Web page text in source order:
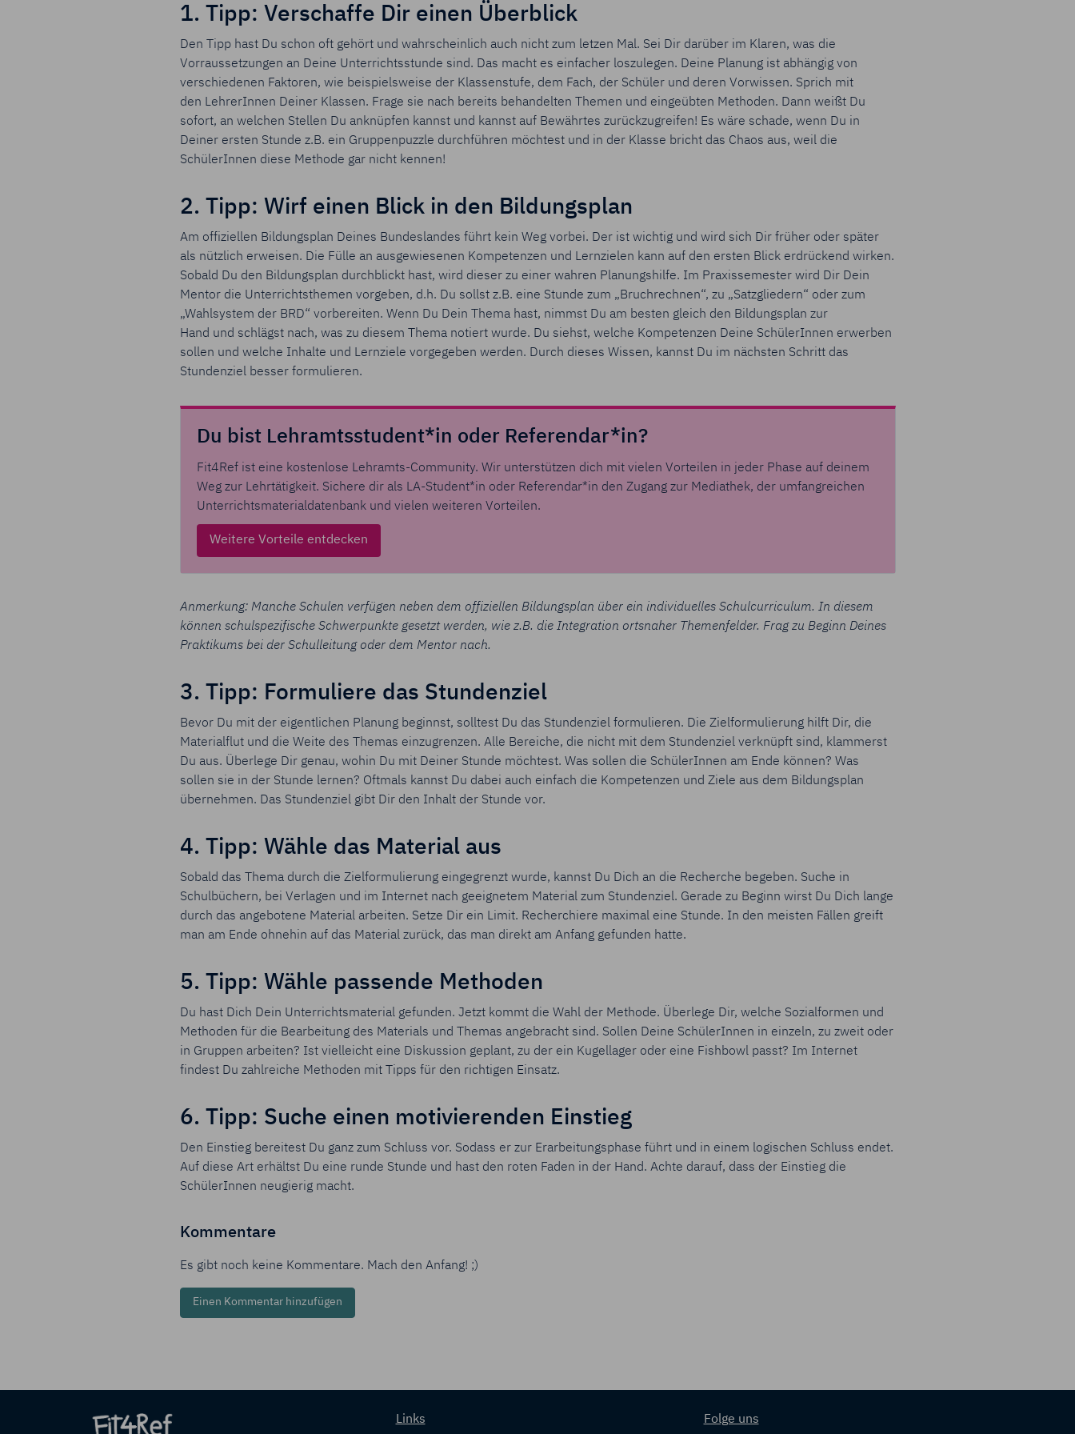
1. Tipp: Verschaffe Dir einen Überblick
Den Tipp hast Du schon oft gehört und wahrscheinlich auch nicht zum letzen Mal. Sei Dir darüber im Klaren, was die
Vorraussetzungen an Deine Unterrichtsstunde sind. Das macht es einfacher loszulegen. Deine Planung ist abhängig von
verschiedenen Faktoren, wie beispielsweise der Klassenstufe, dem Fach, der Schüler und deren Vorwissen. Sprich mit
den LehrerInnen Deiner Klassen. Frage sie nach bereits behandelten Themen und eingeübten Methoden. Dann weißt Du
sofort, an welchen Stellen Du anknüpfen kannst und kannst auf Bewährtes zurückzugreifen! Es wäre schade, wenn Du in
Deiner ersten Stunde z.B. ein Gruppenpuzzle durchführen möchtest und in der Klasse bricht das Chaos aus, weil die
SchülerInnen diese Methode gar nicht kennen!
2. Tipp: Wirf einen Blick in den Bildungsplan
Am offiziellen Bildungsplan Deines Bundeslandes führt kein Weg vorbei. Der ist wichtig und wird sich Dir früher oder später
als nützlich erweisen. Die Fülle an ausgewiesenen Kompetenzen und Lernzielen kann auf den ersten Blick erdrückend wirken.
Sobald Du den Bildungsplan durchblickt hast, wird dieser zu einer wahren Planungshilfe. Im Praxissemester wird Dir Dein
Mentor die Unterrichtsthemen vorgeben, d.h. Du sollst z.B. eine Stunde zum „Bruchrechnen“, zu „Satzgliedern“ oder zum
„Wahlsystem der BRD“ vorbereiten. Wenn Du Dein Thema hast, nimmst Du am besten gleich den Bildungsplan zur
Hand und schlägst nach, was zu diesem Thema notiert wurde. Du siehst, welche Kompetenzen Deine SchülerInnen erwerben
sollen und welche Inhalte und Lernziele vorgegeben werden. Durch dieses Wissen, kannst Du im nächsten Schritt das
Stundenziel besser formulieren.
Du bist Lehramtsstudent*in oder Referendar*in?
Fit4Ref ist eine kostenlose Lehramts-Community. Wir unterstützen dich mit vielen Vorteilen in jeder Phase auf deinem
Weg zur Lehrtätigkeit. Sichere dir als LA-Student*in oder Referendar*in den Zugang zur Mediathek, der umfangreichen
Unterrichtsmaterialdatenbank und vielen weiteren Vorteilen.
Weitere Vorteile entdecken
Anmerkung: Manche Schulen verfügen neben dem offiziellen Bildungsplan über ein individuelles Schulcurriculum. In diesem
können schulspezifische Schwerpunkte gesetzt werden, wie z.B. die Integration ortsnaher Themenfelder. Frag zu Beginn Deines
Praktikums bei der Schulleitung oder dem Mentor nach.
3. Tipp: Formuliere das Stundenziel
Bevor Du mit der eigentlichen Planung beginnst, solltest Du das Stundenziel formulieren. Die Zielformulierung hilft Dir, die
Materialflut und die Weite des Themas einzugrenzen. Alle Bereiche, die nicht mit dem Stundenziel verknüpft sind, klammerst
Du aus. Überlege Dir genau, wohin Du mit Deiner Stunde möchtest. Was sollen die SchülerInnen am Ende können? Was
sollen sie in der Stunde lernen? Oftmals kannst Du dabei auch einfach die Kompetenzen und Ziele aus dem Bildungsplan
übernehmen. Das Stundenziel gibt Dir den Inhalt der Stunde vor.
4. Tipp: Wähle das Material aus
Sobald das Thema durch die Zielformulierung eingegrenzt wurde, kannst Du Dich an die Recherche begeben. Suche in
Schulbüchern, bei Verlagen und im Internet nach geeignetem Material zum Stundenziel. Gerade zu Beginn wirst Du Dich lange
durch das angebotene Material arbeiten. Setze Dir ein Limit. Recherchiere maximal eine Stunde. In den meisten Fällen greift
man am Ende ohnehin auf das Material zurück, das man direkt am Anfang gefunden hatte.
5. Tipp: Wähle passende Methoden
Du hast Dich Dein Unterrichtsmaterial gefunden. Jetzt kommt die Wahl der Methode. Überlege Dir, welche Sozialformen und
Methoden für die Bearbeitung des Materials und Themas angebracht sind. Sollen Deine SchülerInnen in einzeln, zu zweit oder
in Gruppen arbeiten? Ist vielleicht eine Diskussion geplant, zu der ein Kugellager oder eine Fishbowl passt? Im Internet
findest Du zahlreiche Methoden mit Tipps für den richtigen Einsatz.
6. Tipp: Suche einen motivierenden Einstieg
Den Einstieg bereitest Du ganz zum Schluss vor. Sodass er zur Erarbeitungsphase führt und in einem logischen Schluss endet.
Auf diese Art erhältst Du eine runde Stunde und hast den roten Faden in der Hand. Achte darauf, dass der Einstieg die
SchülerInnen neugierig macht.
Kommentare
Es gibt noch keine Kommentare. Mach den Anfang! ;)
Einen Kommentar hinzufügen
Links Folge uns